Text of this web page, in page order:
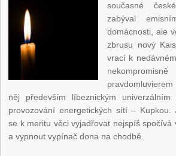
současné
zabýval
domácnosti, ale
zbrusu nový
vrací k
něj především líbeznickým
provozování energetických sítí – Kupkou.
se k meritu věci vyjadřovat nejspíš
a vypnout vypínač dona na chodbě.